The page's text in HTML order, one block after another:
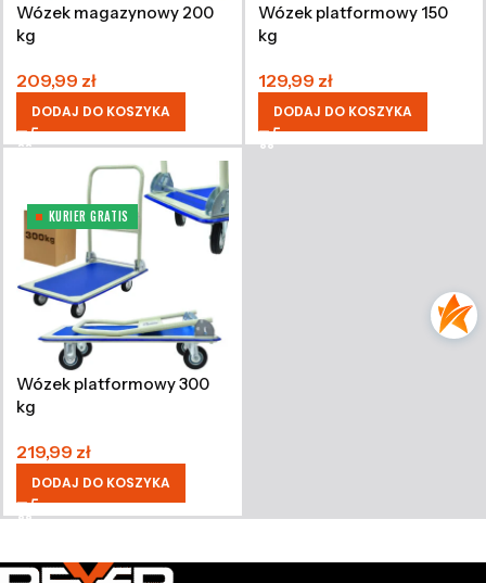
Wózek magazynowy 200
kg
209,99 zł
DODAJ DO KOSZYKA
Wózek platformowy 150
kg
129,99 zł
DODAJ DO KOSZYKA
KURIER GRATIS
Wózek platformowy 300
kg
219,99 zł
DODAJ DO KOSZYKA